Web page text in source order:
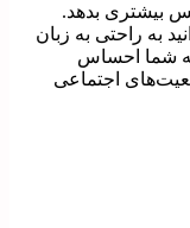
بیشتری بدهد.
به راحتی به زبان
به شما احساس
اجتماعی